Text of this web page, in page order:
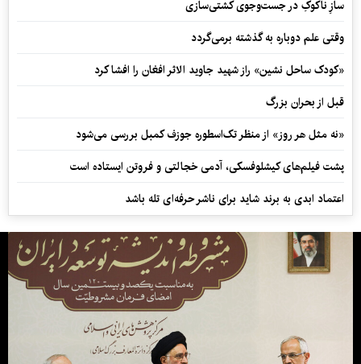
سازِ ناکوکِ در جست‌وجوی کشتی‌سازی
وقتی علم دوباره به گذشته برمی‌گردد
«کودک ساحل نشین» راز شهید جاوید الاثر افغان را افشا کرد
قبل از بحران بزرگ
«نه مثل هر روز» از منظر تک‌اسطوره جوزف کمبل بررسی می‌شود
پشت فیلم‌های کیشلوفسکی، آدمی خجالتی و فروتن ایستاده است
اعتماد ابدی به برند شاید برای ناشر حرفه‌ای تله باشد